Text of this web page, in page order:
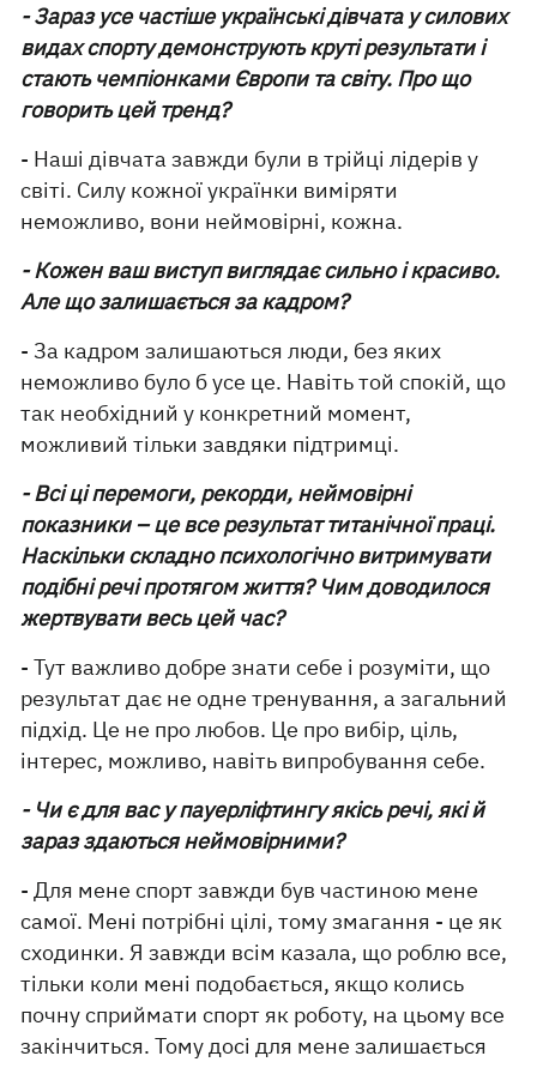
- Зараз усе частіше українські дівчата у силових
видах спорту демонструють круті результати і
стають чемпіонками Європи та світу. Про що
говорить цей тренд?
- Наші дівчата завжди були в трійці лідерів у
світі. Силу кожної українки виміряти
неможливо, вони неймовірні, кожна.
- Кожен ваш виступ виглядає сильно і красиво.
Але що залишається за кадром?
- За кадром залишаються люди, без яких
неможливо було б усе це. Навіть той спокій, що
так необхідний у конкретний момент,
можливий тільки завдяки підтримці.
- Всі ці перемоги, рекорди, неймовірні
показники – це все результат титанічної праці.
Наскільки складно психологічно витримувати
подібні речі протягом життя? Чим доводилося
жертвувати весь цей час?
- Тут важливо добре знати себе і розуміти, що
результат дає не одне тренування, а загальний
підхід. Це не про любов. Це про вибір, ціль,
інтерес, можливо, навіть випробування себе.
- Чи є для вас у пауерліфтингу якісь речі, які й
зараз здаються неймовірними?
- Для мене спорт завжди був частиною мене
самої. Мені потрібні цілі, тому змагання - це як
сходинки. Я завжди всім казала, що роблю все,
тільки коли мені подобається, якщо колись
почну сприймати спорт як роботу, на цьому все
закінчиться. Тому досі для мене залишається